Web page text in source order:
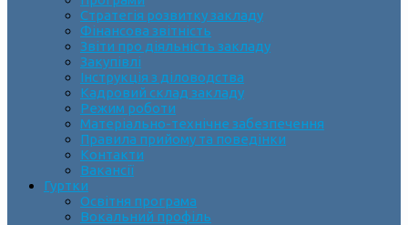
Стратегія розвитку закладу
Фінансова звітність
Звіти про діяльність закладу
Закупівлі
Інструкція з діловодства
Кадровий склад закладу
Режим роботи
Матеріально-технічне забезпечення
Правила прийому та поведінки
Контакти
Вакансії
Гуртки
Освітня програма
Вокальний профіль